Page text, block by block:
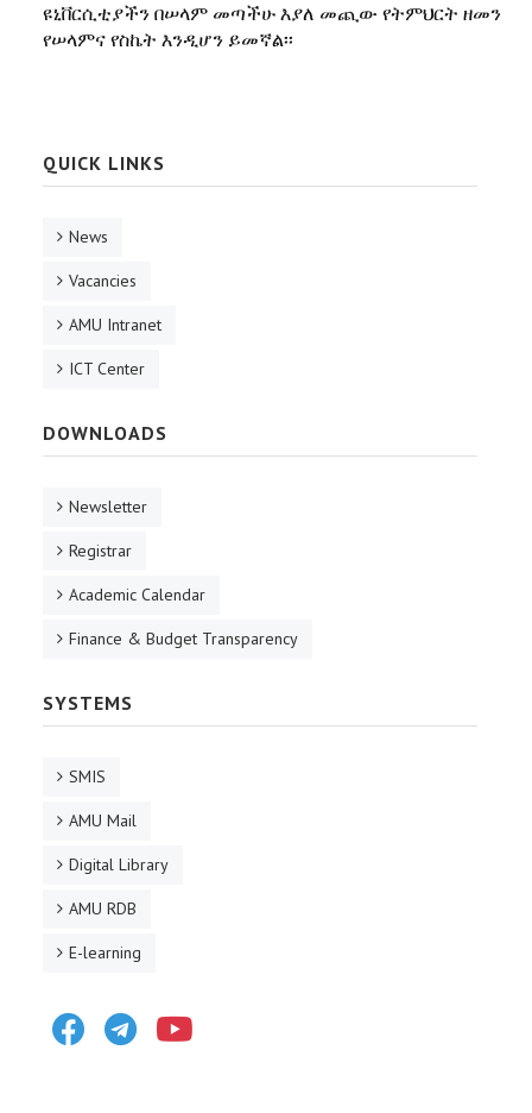
ዩኒቨርሲቲያችን በሠላም መጣችሁ እያለ መጪው የትምህርት ዘመን
የሠላምና የስኬት እንዲሆን ይመኛል፡፡
QUICK LINKS
News
Vacancies
AMU Intranet
ICT Center
DOWNLOADS
Newsletter
Registrar
Academic Calendar
Finance & Budget Transparency
SYSTEMS
SMIS
AMU Mail
Digital Library
AMU RDB
E-learning
FacebookTelegram